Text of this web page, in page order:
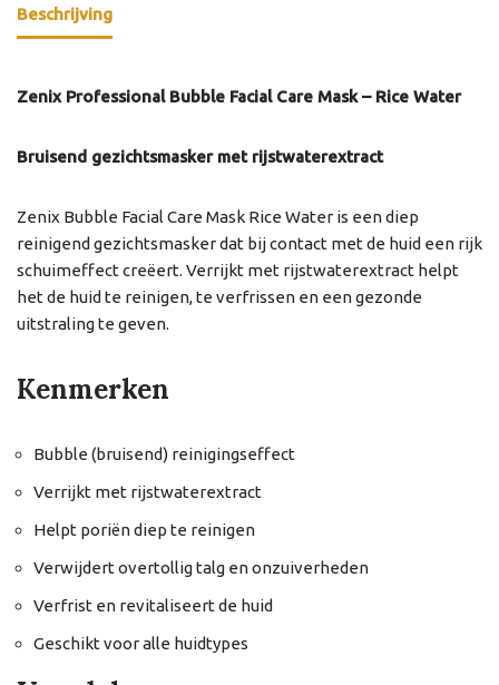
Beschrijving
Zenix Professional Bubble Facial Care Mask – Rice Water
Bruisend gezichtsmasker met rijstwaterextract
Zenix Bubble Facial Care Mask Rice Water is een diep
reinigend gezichtsmasker dat bij contact met de huid een rijk
schuimeffect creëert. Verrijkt met rijstwaterextract helpt
het de huid te reinigen, te verfrissen en een gezonde
uitstraling te geven.
Kenmerken
Bubble (bruisend) reinigingseffect
Verrijkt met rijstwaterextract
Helpt poriën diep te reinigen
Verwijdert overtollig talg en onzuiverheden
Verfrist en revitaliseert de huid
Geschikt voor alle huidtypes